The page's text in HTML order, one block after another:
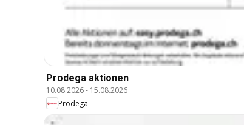
Prodega aktionen
10.08.2026- 15.08.2026
Prodega